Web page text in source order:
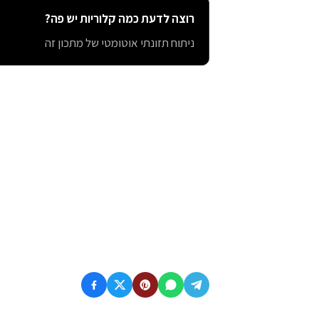
רוצה לדעת כמה קלוריות יש פה?
ניתוח תזונתי אוטומטי של מתכון זה